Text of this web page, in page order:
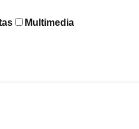
Multimedia